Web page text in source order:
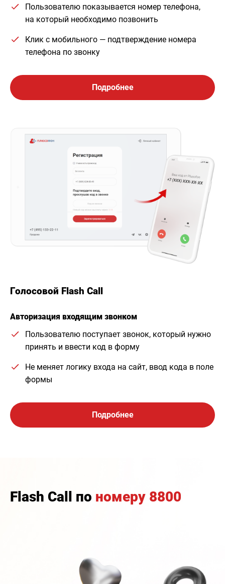
Пользователю показывается номер телефона,
на который необходимо позвонить
Клик с мобильного — подтверждение номера
телефона по звонку
Подробнее
Голосовой Flash Call
Авторизация входящим звонком
Пользователю поступает звонок, который нужно
принять и ввести код в форму
Не меняет логику входа на сайт, ввод кода в поле
формы
Подробнее
Flash Call по номеру 8800